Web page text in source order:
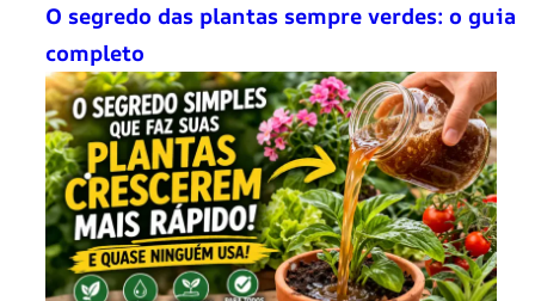
O segredo das plantas sempre verdes: o guia
completo